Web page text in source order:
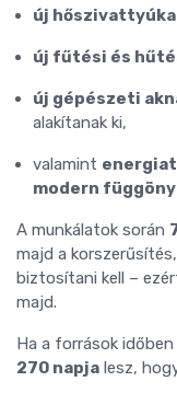
új
új fűtési és
új gépészeti
alakítanak ki,
valamint
modern
A munkálatok során
majd a
biztosítani kell –
majd.
Ha a források
270 napja lesz,